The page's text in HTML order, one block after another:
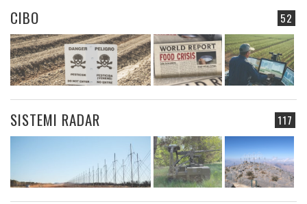
52
CIBO
117
SISTEMI RADAR